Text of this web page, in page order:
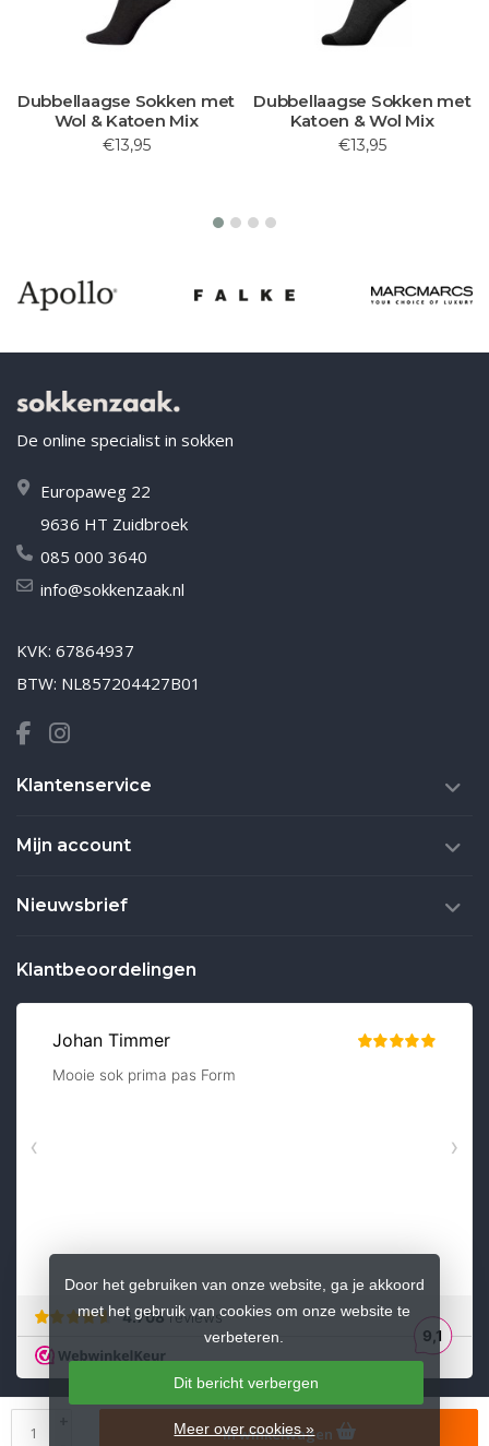
In winkelwagen
Dubbellaagse Sokken met
Wol & Katoen Mix
€13,95
Dubbellaagse Sokken met
Katoen & Wol Mix
€13,95
De online specialist in sokken
Europaweg 22
9636 HT Zuidbroek
085 000 3640
info@sokkenzaak.nl
KVK: 67864937
BTW: NL857204427B01
Klantenservice
Mijn account
Nieuwsbrief
Klantbeoordelingen
Door het gebruiken van onze website, ga je akkoord
met het gebruik van cookies om onze website te
verbeteren.
Dit bericht verbergen
Meer over cookies »
© Copyright 2026 sokkenzaak.nl